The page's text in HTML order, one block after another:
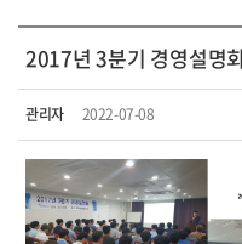
2017년 3분기 경영설명회
관리자 2022-07-08